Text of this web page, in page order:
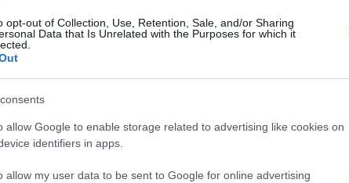
opt-out of Collection, Use, Retention, Sale, and/or Sharing
Data that Is Unrelated with the Purposes for which it
allow Google to enable storage related to advertising like cookies on
identifiers in apps.
allow my user data to be sent to Google for online advertising
elérni a tavalyi évben.
a NASDAQ-on a Grouponra
az elemzők által lufinak minősített Groupon online
első pénteki kereskedési napon a NASDAQ-on.